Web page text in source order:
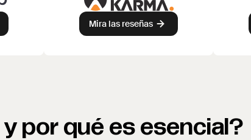
Mira las reseñas
por qué es esencial?